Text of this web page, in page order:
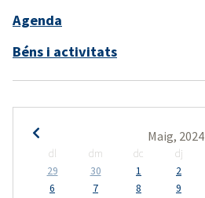
Agenda
Béns i activitats
Maig, 2024
dl dm dc dj
29
30 1 2
6
7 8 9